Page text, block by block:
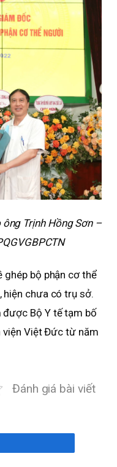
Trịnh Hồng Sơn –
ghép bộ phận cơ thể
chưa có trụ sở.
được Bộ Y tế tạm bố
viện Việt Đức từ năm
Đánh giá bài viết